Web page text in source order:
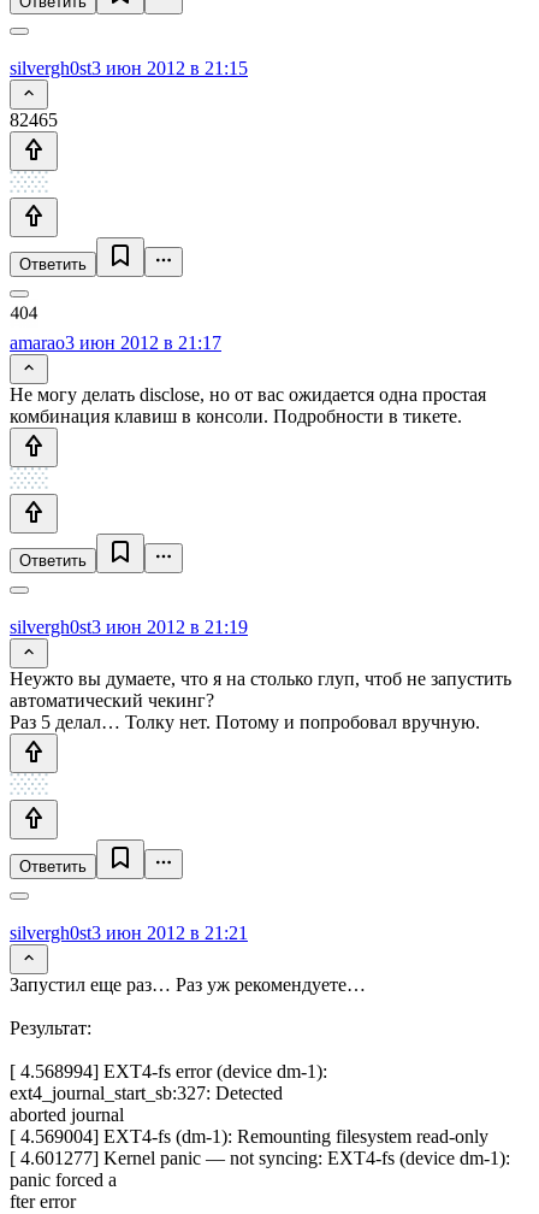
silvergh0st3 июн 2012 в 21:15
82465
Ответить
amarao3 июн 2012 в 21:17
Не могу делать disclose, но от вас ожидается одна простая
комбинация клавиш в консоли. Подробности в тикете.
Ответить
silvergh0st3 июн 2012 в 21:19
Неужто вы думаете, что я на столько глуп, чтоб не запустить
автоматический чекинг?
Раз 5 делал… Толку нет. Потому и попробовал вручную.
Ответить
silvergh0st3 июн 2012 в 21:21
Запустил еще раз… Раз уж рекомендуете…
Результат:
[ 4.568994] EXT4-fs error (device dm-1):
ext4_journal_start_sb:327: Detected
aborted journal
[ 4.569004] EXT4-fs (dm-1): Remounting filesystem read-only
[ 4.601277] Kernel panic — not syncing: EXT4-fs (device dm-1):
panic forced a
fter error